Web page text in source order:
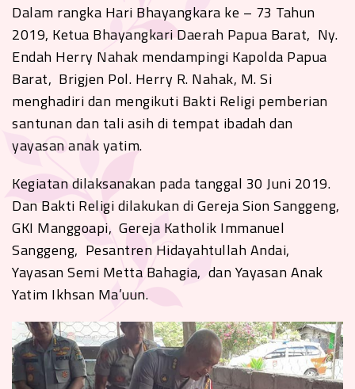
Dalam rangka Hari Bhayangkara ke – 73 Tahun
2019, Ketua Bhayangkari Daerah Papua Barat, Ny.
Endah Herry Nahak mendampingi Kapolda Papua
Barat, Brigjen Pol. Herry R. Nahak, M. Si
menghadiri dan mengikuti Bakti Religi pemberian
santunan dan tali asih di tempat ibadah dan
yayasan anak yatim.
Kegiatan dilaksanakan pada tanggal 30 Juni 2019.
Dan Bakti Religi dilakukan di Gereja Sion Sanggeng,
GKI Manggoapi, Gereja Katholik Immanuel
Sanggeng, Pesantren Hidayahtullah Andai,
Yayasan Semi Metta Bahagia, dan Yayasan Anak
Yatim Ikhsan Ma’uun.